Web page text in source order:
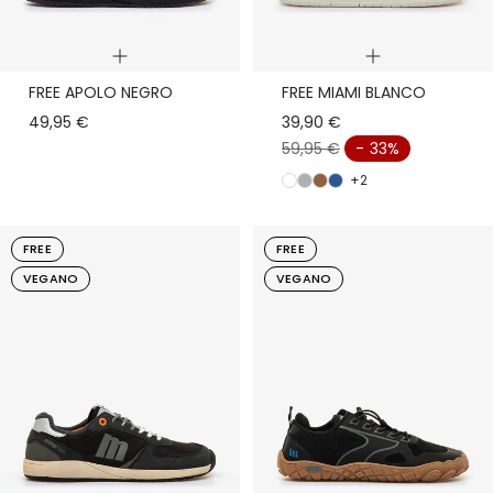
Vista
rápida
FREE APOLO NEGRO
49,95 €
Vista
rápida
FREE MIAMI BLANCO
39,90 €
59,95 €
- 33%
b
a
n
c
g
i
s
m
r
r
o
a
l
+2
FREE
VEGANO
FREE
VEGANO